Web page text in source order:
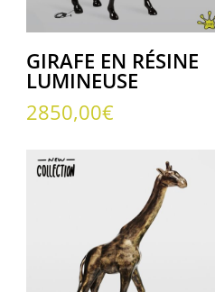
GIRAFE EN RÉSINE
LUMINEUSE
2850,00€